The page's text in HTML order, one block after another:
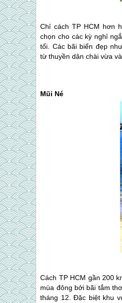
Chỉ cách TP HCM hơn
chọn cho các kỳ nghỉ
tối. Các bãi biển đẹp
từ thuyền dân chài vừa
Mũi Né
Cách TP HCM gần 200
mùa đông bởi bãi tắm
tháng 12. Đặc biệt khu